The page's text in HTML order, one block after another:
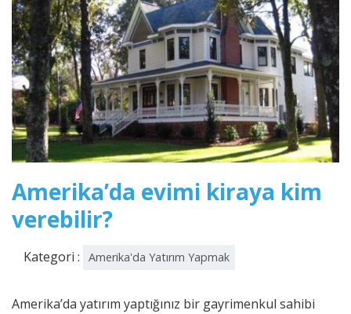
Amerika’da evimi kiraya kim
verebilir?
Kategori : Amerika'da Yatırım Yapmak
Amerika’da yatırım yaptığınız bir gayrimenkul sahibi